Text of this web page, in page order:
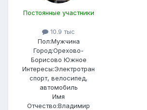
Постоянные участники
10.9 тыс
Пол:Мужчина
Город:Орехово-
Борисово Южное
Интересы:Электротран
спорт, велосипед,
автомобиль
Имя
Отчество:Владимир